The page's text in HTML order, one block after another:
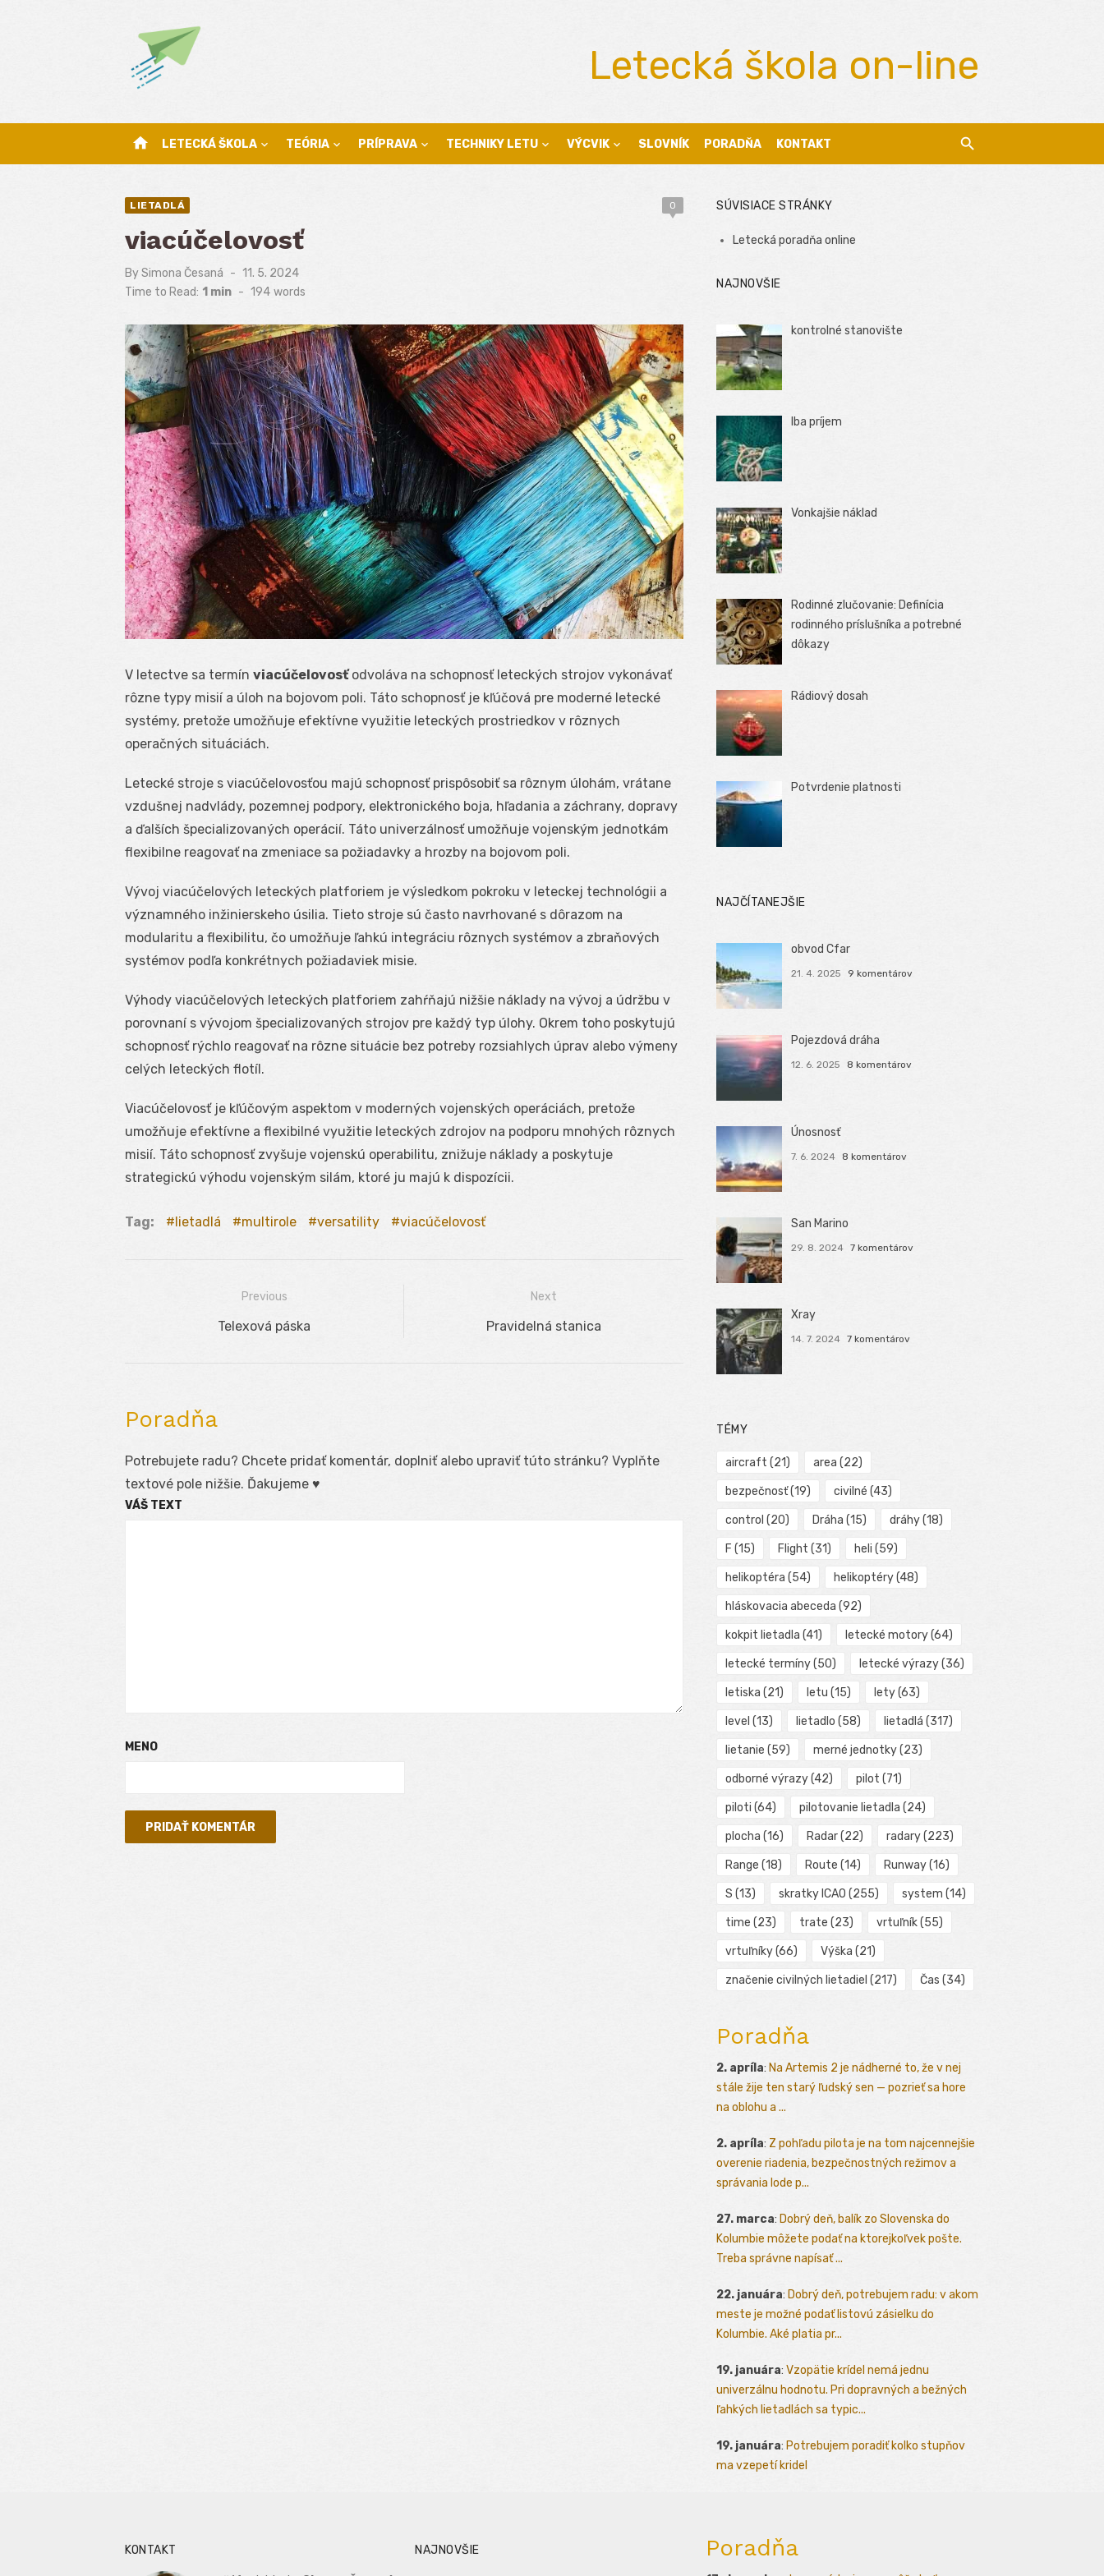
Letecká škola on-line
home LETECKÁ ŠKOLA TEÓRIA PRÍPRAVA TECHNIKY LETU VÝCVIK SLOVNÍK PORADŇA KONTAKT
LIETADLÁ 0
viacúčelovosť
BySimona Česaná
Posted
on
11. 5. 2024
Time to Read: 1 min - 194 words
V letectve sa termín viacúčelovosťodvoláva na schopnosť leteckých strojov vykonávať
rôzne typy misií a úloh na bojovom poli. Táto schopnosť je kľúčová pre moderné letecké
systémy, pretože umožňuje efektívne využitie leteckých prostriedkov v rôznych
operačných situáciách.
Letecké stroje s viacúčelovosťou majú schopnosť prispôsobiť sa rôznym úlohám, vrátane
vzdušnej nadvlády, pozemnej podpory, elektronického boja, hľadania a záchrany, dopravy
a ďalších špecializovaných operácií. Táto univerzálnosť umožňuje vojenským jednotkám
flexibilne reagovať na zmeniace sa požiadavky a hrozby na bojovom poli.
Vývoj viacúčelových leteckých platforiem je výsledkom pokroku v leteckej technológii a
významného inžinierskeho úsilia. Tieto stroje sú často navrhované s dôrazom na
modularitu a flexibilitu, čo umožňuje ľahkú integráciu rôznych systémov a zbraňových
systémov podľa konkrétnych požiadaviek misie.
Výhody viacúčelových leteckých platforiem zahŕňajú nižšie náklady na vývoj a údržbu v
porovnaní s vývojom špecializovaných strojov pre každý typ úlohy. Okrem toho poskytujú
schopnosť rýchlo reagovať na rôzne situácie bez potreby rozsiahlych úprav alebo výmeny
celých leteckých flotíl.
Viacúčelovosť je kľúčovým aspektom v moderných vojenských operáciách, pretože
umožňuje efektívne a flexibilné využitie leteckých zdrojov na podporu mnohých rôznych
misií. Táto schopnosť zvyšuje vojenskú operabilitu, znižuje náklady a poskytuje
strategickú výhodu vojenským silám, ktoré ju majú k dispozícii.
Tag: lietadlá multirole versatility viacúčelovosť
Navigácia
Previous
Previous
Telexová páska
Next
Next
Pravidelná stanica
Poradňa
Potrebujete radu? Chcete pridať komentár, doplniť alebo upraviť túto stránku? Vyplňte
textové pole nižšie. Ďakujeme ♥
VÁŠ TEXT
MENO
SÚVISIACE STRÁNKY
Letecká poradňa online
NAJNOVŠIE
kontrolné stanovište
Iba príjem
Vonkajšie náklad
Rodinné zlučovanie: Definícia
rodinného príslušníka a potrebné
dôkazy
Rádiový dosah
Potvrdenie platnosti
NAJČÍTANEJŠIE
obvod Cfar
21. 4. 2025 9 komentárov
Pojezdová dráha
12. 6. 2025 8 komentárov
Únosnosť
7. 6. 2024 8 komentárov
San Marino
29. 8. 2024 7 komentárov
Xray
14. 7. 2024 7 komentárov
TÉMY
aircraft (21) area (22)
bezpečnosť(19) civilné (43)
control (20) Dráha (15) dráhy(18)
F (15) Flight (31) heli (59)
helikoptéra (54) helikoptéry(48)
hláskovacia abeceda (92)
kokpit lietadla (41) letecké motory(64)
letecké termíny(50) letecké výrazy(36)
letiska (21) letu (15) lety(63)
level (13) lietadlo (58) lietadlá (317)
lietanie (59) merné jednotky(23)
odborné výrazy(42) pilot (71)
piloti (64) pilotovanie lietadla (24)
plocha (16) Radar(22) radary(223)
Range (18) Route (14) Runway(16)
S (13) skratky ICAO (255) system (14)
time (23) trate (23) vrtuľník(55)
vrtuľníky(66) Výška (21)
značenie civilných lietadiel (217) Čas (34)
Poradňa
2. apríla: Na Artemis 2 je nádherné to, že v nej
stále žije ten starý ľudský sen — pozrieť sa hore
na oblohu a ...
2. apríla: Z pohľadu pilota je na tom najcennejšie
overenie riadenia, bezpečnostných režimov a
správania lode p...
27. marca: Dobrý deň, balík zo Slovenska do
Kolumbie môžete podať na ktorejkoľvek pošte.
Treba správne napísať ...
22. januára: Dobrý deň, potrebujem radu: v akom
meste je možné podať listovú zásielku do
Kolumbie. Aké platia pr...
19. januára: Vzopätie krídel nemá jednu
univerzálnu hodnotu. Pri dopravných a bežných
ľahkých lietadlách sa typic...
19. januára: Potrebujem poradiť kolko stupňov
ma vzepetí kridel
KONTAKT NAJNOVŠIE Poradňa